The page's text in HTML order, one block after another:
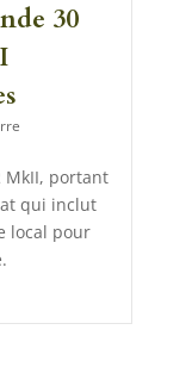
30
MkII, portant
qui inclut
local pour